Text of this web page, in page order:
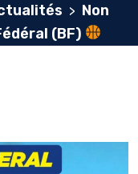
> Non
(BF)